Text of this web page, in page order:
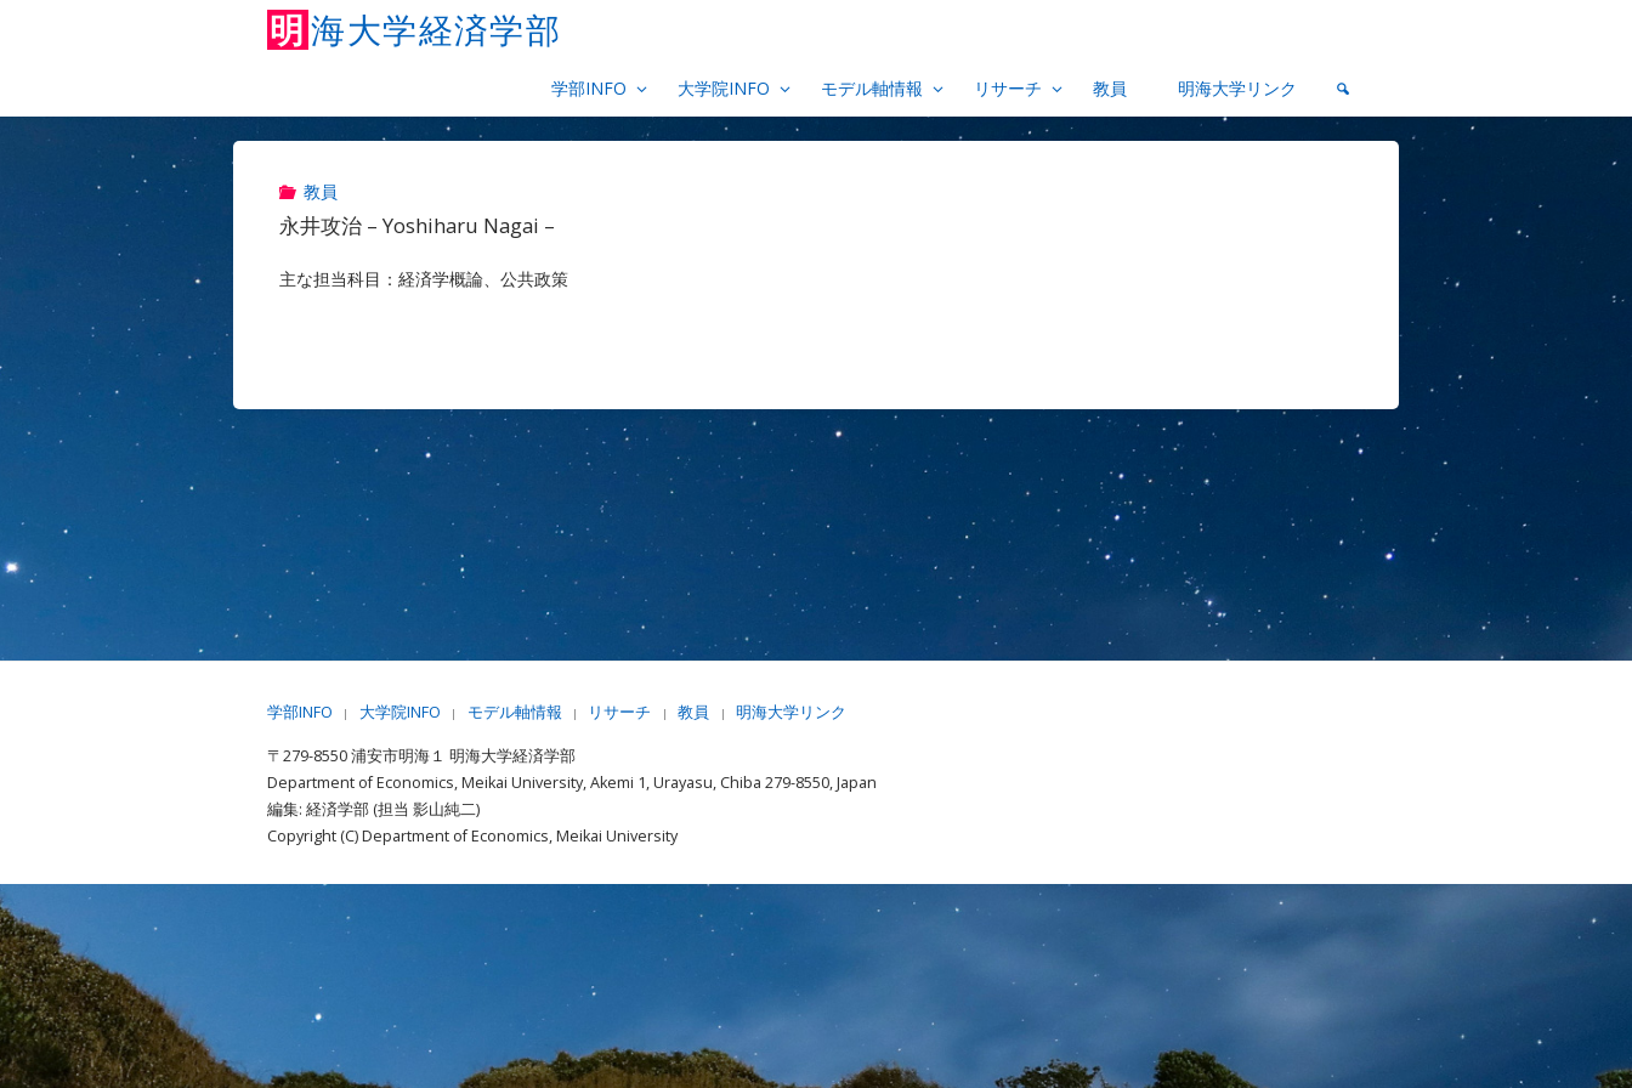
明海大学経済学部
学部INFO 大学院INFO モデル軸情報 リサーチ 教員 明海大学リンク
教員
永井攻治 – Yoshiharu Nagai –
主な担当科目：経済学概論、公共政策
学部INFO | 大学院INFO | モデル軸情報 | リサーチ | 教員 | 明海大学リンク
〒279-8550 浦安市明海１ 明海大学経済学部
Department of Economics, Meikai University, Akemi 1, Urayasu, Chiba 279-8550, Japan
編集: 経済学部 (担当 影山純二)
Copyright (C) Department of Economics, Meikai University